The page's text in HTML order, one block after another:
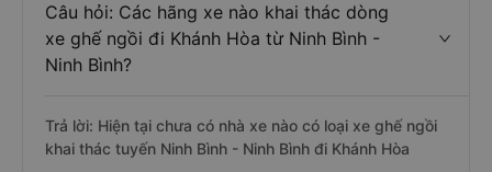
Câu hỏi: Các hãng xe nào khai thác dòng
xe ghế ngồi đi Khánh Hòa từ Ninh Bình -
Ninh Bình?
Trả lời: Hiện tại chưa có nhà xe nào có loại xe ghế ngồi
khai thác tuyến Ninh Bình - Ninh Bình đi Khánh Hòa